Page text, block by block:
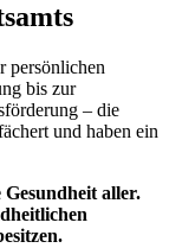
persönlichen
bis zur
– die
und haben ein
aller.